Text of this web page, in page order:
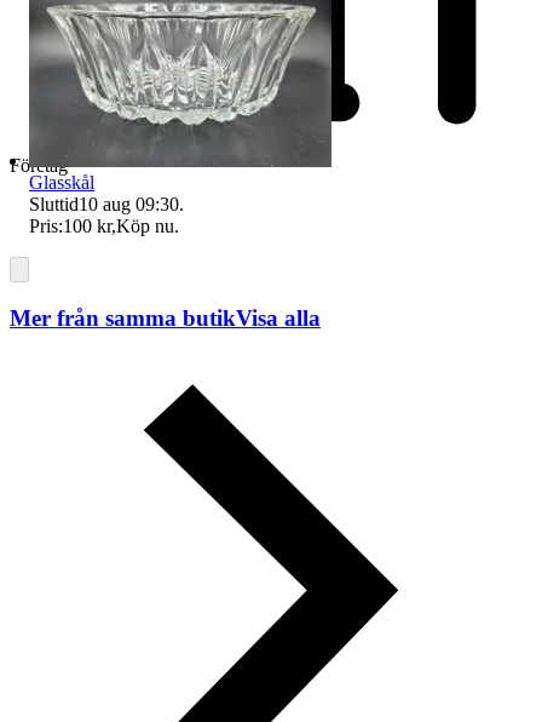
Företag
Glasskål
Sluttid10 aug 09:30.
Pris:100 kr,Köp nu.
Mer från samma butikVisa alla